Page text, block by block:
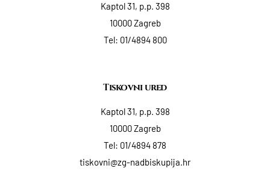
Kaptol 31, p.p. 398
10000 Zagreb
Tel: 01/4894 800
Tiskovni ured
Kaptol 31, p.p. 398
10000 Zagreb
Tel: 01/4894 878
tiskovni@zg-nadbiskupija.hr